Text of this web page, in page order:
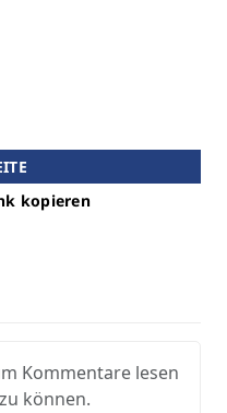
kopieren
Kommentare lesen
können.